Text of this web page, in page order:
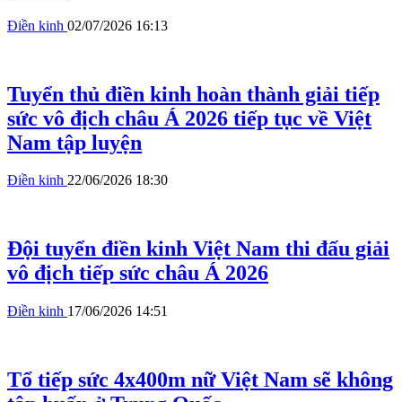
Điền kinh 02/07/2026 16:13
Tuyển thủ điền kinh hoàn thành giải tiếp
sức vô địch châu Á 2026 tiếp tục về Việt
Nam tập luyện
Điền kinh 22/06/2026 18:30
Đội tuyển điền kinh Việt Nam thi đấu giải
vô địch tiếp sức châu Á 2026
Điền kinh 17/06/2026 14:51
Tổ tiếp sức 4x400m nữ Việt Nam sẽ không